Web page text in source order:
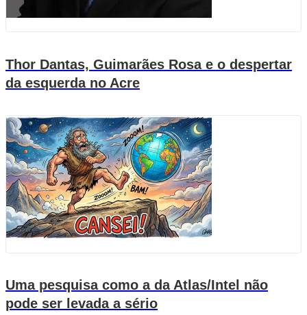
Thor Dantas, Guimarães Rosa e o despertar
da esquerda no Acre
Uma pesquisa como a da Atlas/Intel não
pode ser levada a sério